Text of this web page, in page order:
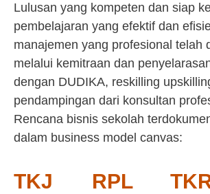
Lulusan yang kompeten dan siap
pembelajaran yang efektif dan
manajemen yang profesional telah
melalui kemitraan dan
dengan DUDIKA, reskilling
pendampingan dari konsultan
Rencana bisnis sekolah
dalam business model canvas:
TKJ RPL